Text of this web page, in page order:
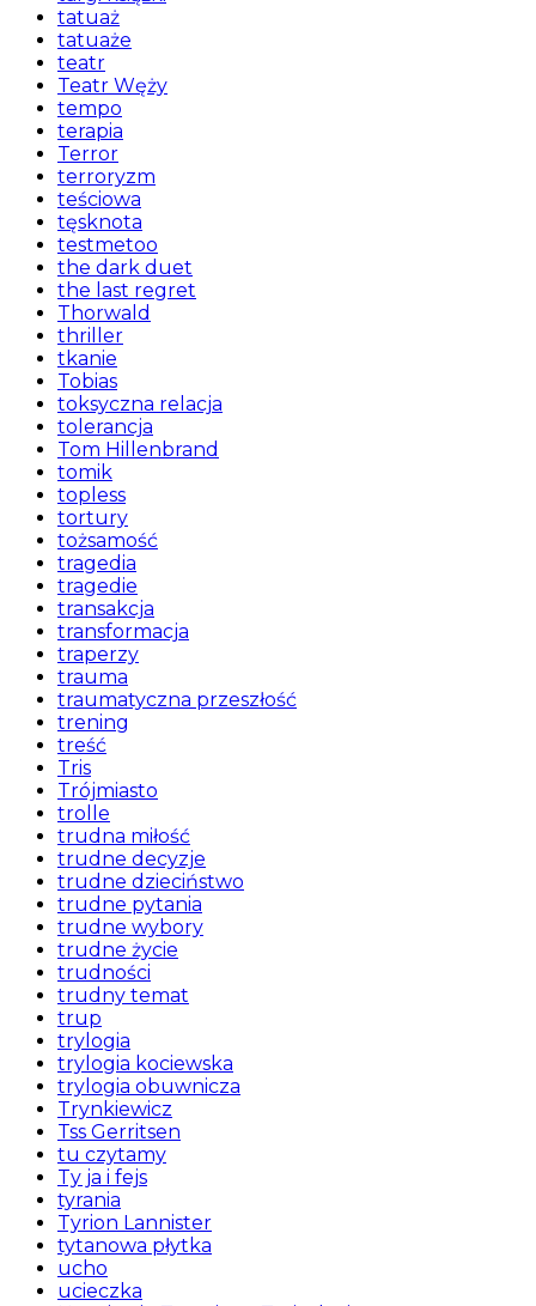
tatuaż
tatuaże
teatr
Teatr Węży
tempo
terapia
Terror
terroryzm
teściowa
tęsknota
testmetoo
the dark duet
the last regret
Thorwald
thriller
tkanie
Tobias
toksyczna relacja
tolerancja
Tom Hillenbrand
tomik
topless
tortury
tożsamość
tragedia
tragedie
transakcja
transformacja
traperzy
trauma
traumatyczna przeszłość
trening
treść
Tris
Trójmiasto
trolle
trudna miłość
trudne decyzje
trudne dzieciństwo
trudne pytania
trudne wybory
trudne życie
trudności
trudny temat
trup
trylogia
trylogia kociewska
trylogia obuwnicza
Trynkiewicz
Tss Gerritsen
tu czytamy
Ty ja i fejs
tyrania
Tyrion Lannister
tytanowa płytka
ucho
ucieczka